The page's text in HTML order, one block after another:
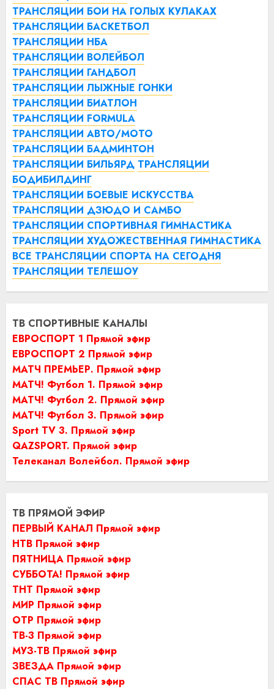
ТРАНСЛЯЦИИ БОИ НА ГОЛЫХ КУЛАКАХ
ТРАНСЛЯЦИИ БАСКЕТБОЛ
ТРАНСЛЯЦИИ НБА
ТРАНСЛЯЦИИ ВОЛЕЙБОЛ
ТРАНСЛЯЦИИ ГАНДБОЛ
ТРАНСЛЯЦИИ ЛЫЖНЫЕ ГОНКИ
ТРАНСЛЯЦИИ БИАТЛОН
ТРАНСЛЯЦИИ FORMULA
ТРАНСЛЯЦИИ АВТО/МОТО
ТРАНСЛЯЦИИ БАДМИНТОН
ТРАНСЛЯЦИИ БИЛЬЯРД ТРАНСЛЯЦИИ
БОДИБИЛДИНГ
ТРАНСЛЯЦИИ БОЕВЫЕ ИСКУССТВА
ТРАНСЛЯЦИИ ДЗЮДО И САМБО
ТРАНСЛЯЦИИ СПОРТИВНАЯ ГИМНАСТИКА
ТРАНСЛЯЦИИ ХУДОЖЕСТВЕННАЯ ГИМНАСТИКА
ВСЕ ТРАНСЛЯЦИИ СПОРТА НА СЕГОДНЯ
ТРАНСЛЯЦИИ ТЕЛЕШОУ
ТВ СПОРТИВНЫЕ КАНАЛЫ
ЕВРОСПОРТ 1 Прямой эфир
ЕВРОСПОРТ 2 Прямой эфир
МАТЧ ПРЕМЬЕР. Прямой эфир
МАТЧ! Футбол 1. Прямой эфир
МАТЧ! Футбол 2. Прямой эфир
МАТЧ! Футбол 3. Прямой эфир
Sport TV 3. Прямой эфир
QAZSPORT. Прямой эфир
Телеканал Волейбол. Прямой эфир
ТВ ПРЯМОЙ ЭФИР
ПЕРВЫЙ КАНАЛ Прямой эфир
НТВ Прямой эфир
ПЯТНИЦА Прямой эфир
СУББОТА! Прямой эфир
ТНТ Прямой эфир
МИР Прямой эфир
ОТР Прямой эфир
ТВ-3 Прямой эфир
МУЗ-ТВ Прямой эфир
ЗВЕЗДА Прямой эфир
СПАС ТВ Прямой эфир